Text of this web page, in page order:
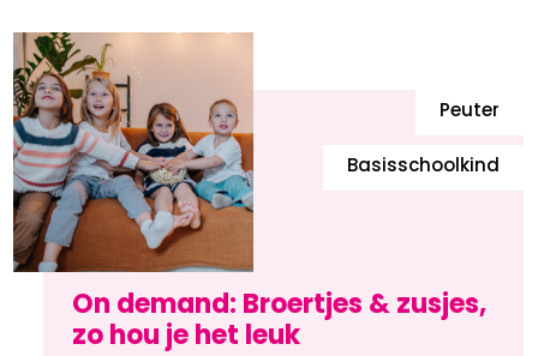
On demand: Broertjes & zusjes,
zo hou je het leuk
Peuter
Basisschoolkind